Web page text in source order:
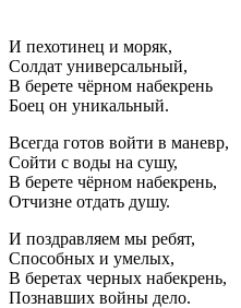
И пехотинец и моряк,
Солдат универсальный,
В берете чёрном набекрень
Боец он уникальный.
Всегда готов войти в маневр,
Сойти с воды на сушу,
В берете чёрном набекрень,
Отчизне отдать душу.
И поздравляем мы ребят,
Способных и умелых,
В беретах черных набекрень,
Познавших войны дело.